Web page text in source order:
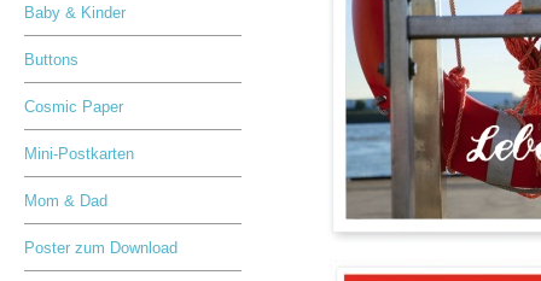
Baby & Kinder
Buttons
Cosmic Paper
Mini-Postkarten
Mom & Dad
Poster zum Download